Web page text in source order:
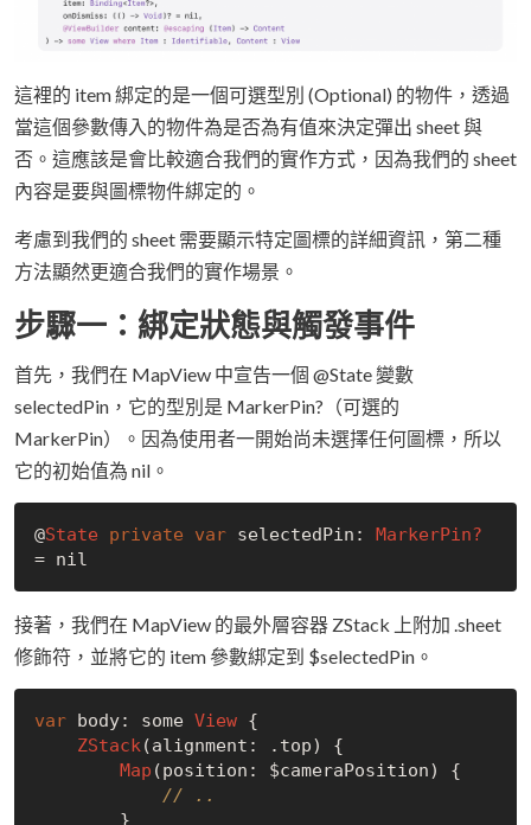
這裡的 item 綁定的是一個可選型別 (Optional) 的物件，透過
當這個參數傳入的物件為是否為有值來決定彈出 sheet 與
否。這應該是會比較適合我們的實作方式，因為我們的 sheet
內容是要與圖標物件綁定的。
考慮到我們的 sheet 需要顯示特定圖標的詳細資訊，第二種
方法顯然更適合我們的實作場景。
步驟一：綁定狀態與觸發事件
首先，我們在 MapView 中宣告一個 @State 變數
selectedPin，它的型別是 MarkerPin?（可選的
MarkerPin）。因為使用者一開始尚未選擇任何圖標，所以
它的初始值為 nil。
@State private var selectedPin: MarkerPin?
= nil
接著，我們在 MapView 的最外層容器 ZStack 上附加 .sheet
修飾符，並將它的 item 參數綁定到 $selectedPin。
var body: some View {
ZStack(alignment: .top) {
Map (position: $cameraPosition) {
// ..